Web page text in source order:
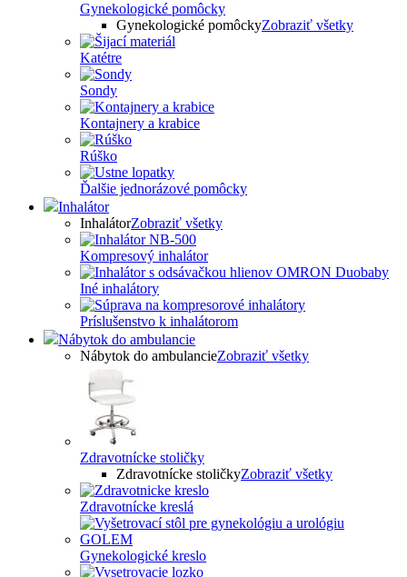
Gynekologické pomôcky
Gynekologické pomôckyZobraziť všetky
Katétre
Sondy
Kontajnery a krabice
Rúško
Ďalšie jednorázové pomôcky
Inhalátor
InhalátorZobraziť všetky
Kompresový inhalátor
Iné inhalátory
Príslušenstvo k inhalátorom
Nábytok do ambulancie
Nábytok do ambulancieZobraziť všetky
Zdravotnícke stoličky
Zdravotnícke stoličkyZobraziť všetky
Zdravotnícke kreslá
Gynekologické kreslo